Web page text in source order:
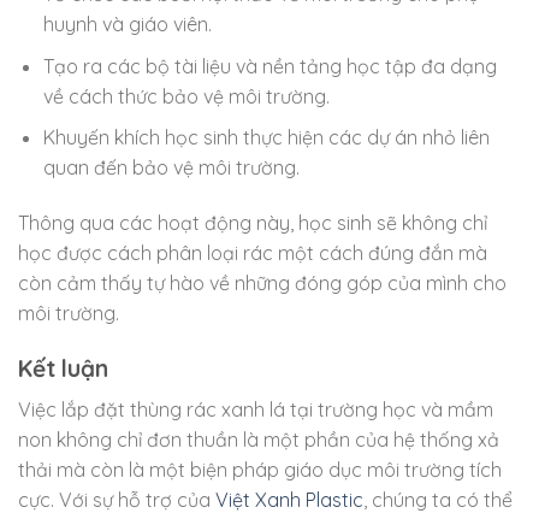
huynh và giáo viên.
Tạo ra các bộ tài liệu và nền tảng học tập đa dạng
về cách thức bảo vệ môi trường.
Khuyến khích học sinh thực hiện các dự án nhỏ liên
quan đến bảo vệ môi trường.
Thông qua các hoạt động này, học sinh sẽ không chỉ
học được cách phân loại rác một cách đúng đắn mà
còn cảm thấy tự hào về những đóng góp của mình cho
môi trường.
Kết luận
Việc lắp đặt thùng rác xanh lá tại trường học và mầm
non không chỉ đơn thuần là một phần của hệ thống xả
thải mà còn là một biện pháp giáo dục môi trường tích
cực. Với sự hỗ trợ của Việt Xanh Plastic , chúng ta có thể